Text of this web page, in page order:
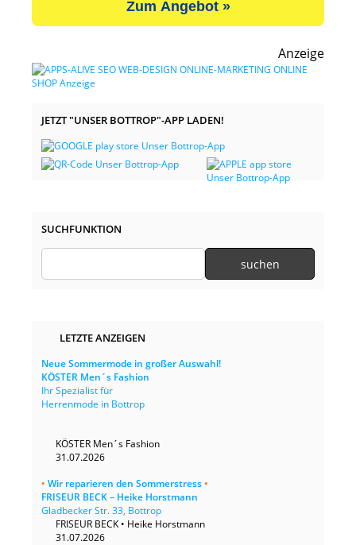
Zum Angebot »
Anzeige
JETZT "UNSER BOTTROP"-APP LADEN!
SUCHFUNKTION
LETZTE ANZEIGEN
Neue Sommermode in großer Auswahl!
KÖSTER Men´s Fashion
Ihr Spezialist für
Herrenmode in Bottrop
KÖSTER Men´s Fashion
31.07.2026
• Wir reparieren den Sommerstress•
FRISEUR BECK – Heike Horstmann
Gladbecker Str. 33, Bottrop
FRISEUR BECK • Heike Horstmann
31.07.2026